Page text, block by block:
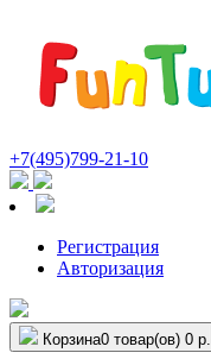
+7(495)799-21-10
Регистрация
Авторизация
Корзина0 товар(ов) 0 р.